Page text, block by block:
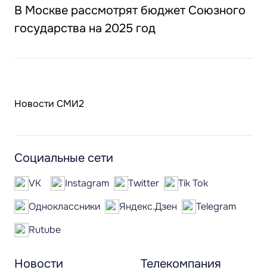
В Москве рассмотрят бюджет Союзного
государства на 2025 год
Новости СМИ2
Новости Телекомпания
Социальные сети
VK Instagram Twitter
Tik Tok
Одноклассники
Яндекс.Дзен
Telegram
Rutube